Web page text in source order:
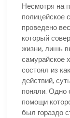
Несмотря на
полицейское
проведено
который
жизни, лишь
самурайское
состоял из
действий,
поняли. Одно
помощи
был гораздо